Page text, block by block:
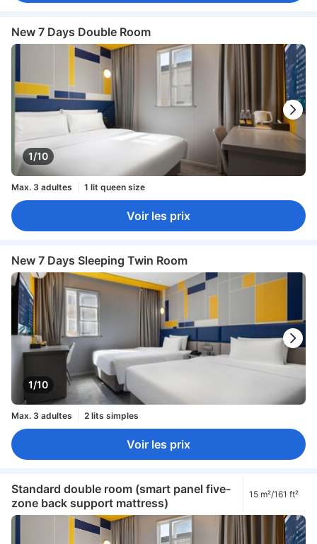
New 7 Days Double Room
1/10
Max. 3 adultes 1 lit queen size
Voir les prix
New 7 Days Sleeping Twin Room
1/10
Max. 3 adultes 2 lits simples
Voir les prix
Standard double room (smart panel five-
zone back support mattress)
15 m²/161 ft²